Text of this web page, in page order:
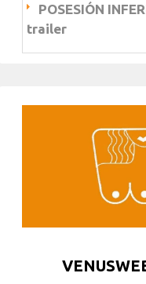
POSESIÓN
trailer